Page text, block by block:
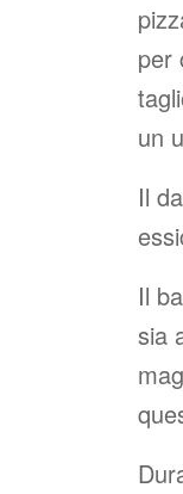
per
un
Il
Il
sia